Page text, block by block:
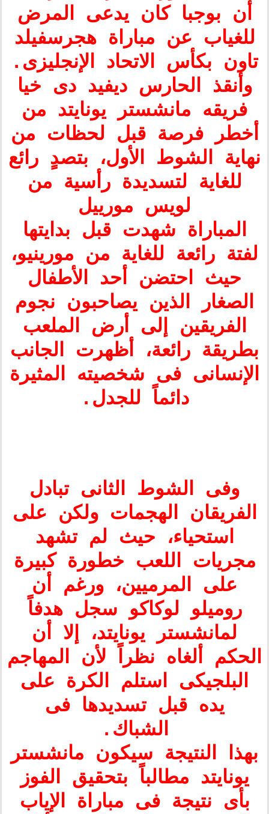
أن بوجبا كان يدعى المرض
للغياب عن مباراة هجرسفيلد
تاون بكأس الاتحاد الإنجليزى.
وأنقذ الحارس ديفيد دى خيا
فريقه مانشستر يونايتد من
أخطر فرصة قبل لحظات من
نهاية الشوط الأول، بتصدٍ رائع
للغاية لتسديدة رأسية من
لويس مورييل
المباراة شهدت قبل بدايتها
لفتة رائعة للغاية من مورينيو،
حيث احتضن أحد الأطفال
الصغار الذين يصاحبون نجوم
الفريقين إلى أرض الملعب
بطريقة رائعة، أظهرت الجانب
الإنسانى فى شخصيته المثيرة
دائماً للجدل.
وفى الشوط الثانى تبادل
الفريقان الهجمات ولكن على
استحياء، حيث لم تشهد
مجريات اللعب خطورة كبيرة
على المرميين، ورغم أن
روميلو لوكاكو سجل هدفاً
لمانشستر يونايتد، إلا أن
الحكم ألغاه نظراً لأن المهاجم
البلجيكى استلم الكرة على
يده قبل تسديدها فى
الشباك.
بهذا النتيجة سيكون مانشستر
يونايتد مطالباً بتحقيق الفوز
بأى نتيجة فى مباراة الإياب